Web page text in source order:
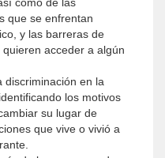
que se enfrentan
y las barreras de
acceder a algún
discriminación en la
los motivos
su lugar de
que vive o vivió a